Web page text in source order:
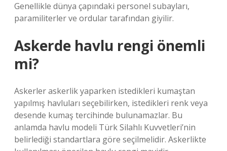
Genellikle dünya çapındaki personel subayları,
paramiliterler ve ordular tarafından giyilir.
Askerde havlu rengi önemli
mi?
Askerler askerlik yaparken istedikleri kumaştan
yapılmış havluları seçebilirken, istedikleri renk veya
desende kumaş tercihinde bulunamazlar. Bu
anlamda havlu modeli Türk Silahlı Kuvvetleri’nin
belirlediği standartlara göre seçilmelidir. Askerlikte